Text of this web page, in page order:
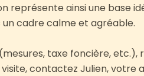
représente ainsi une base
un cadre calme et agréable.
taxe foncière, etc.),
contactez Julien, votre